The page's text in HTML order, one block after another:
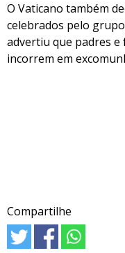
O Vaticano também
celebrados pelo
advertiu que padres
incorrem em
Compartilhe